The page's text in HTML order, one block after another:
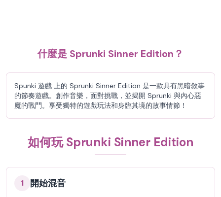
什麼是 Sprunki Sinner Edition？
Spunki 遊戲 上的 Sprunki Sinner Edition 是一款具有黑暗敘事
的節奏遊戲。創作音樂，面對挑戰，並揭開 Sprunki 與內心惡
魔的戰鬥。享受獨特的遊戲玩法和身臨其境的故事情節！
如何玩 Sprunki Sinner Edition
1 開始混音